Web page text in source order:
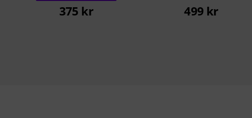
375 kr 499 kr